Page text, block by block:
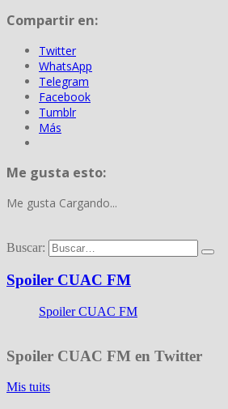
Compartir en:
Twitter
WhatsApp
Telegram
Facebook
Tumblr
Más
Me gusta esto:
Me gusta Cargando...
Buscar:
Spoiler CUAC FM
Spoiler CUAC FM
Spoiler CUAC FM en Twitter
Mis tuits